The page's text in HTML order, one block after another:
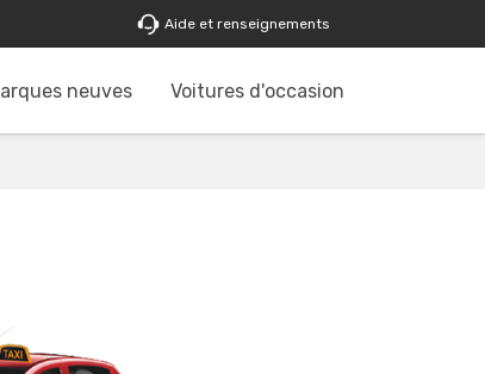
Aide et renseignements
neuves Voitures d'occasion